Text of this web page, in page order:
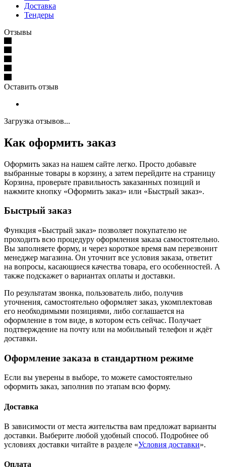
Доставка
Тендеры
Отзывы
Оставить отзыв
Загрузка отзывов...
Как оформить заказ
Оформить заказ на нашем сайте легко. Просто добавьте
выбранные товары в корзину, а затем перейдите на страницу
Корзина, проверьте правильность заказанных позиций и
нажмите кнопку «Оформить заказ» или «Быстрый заказ».
Быстрый заказ
Функция «Быстрый заказ» позволяет покупателю не
проходить всю процедуру оформления заказа самостоятельно.
Вы заполняете форму, и через короткое время вам перезвонит
менеджер магазина. Он уточнит все условия заказа, ответит
на вопросы, касающиеся качества товара, его особенностей. А
также подскажет о вариантах оплаты и доставки.
По результатам звонка, пользователь либо, получив
уточнения, самостоятельно оформляет заказ, укомплектовав
его необходимыми позициями, либо соглашается на
оформление в том виде, в котором есть сейчас. Получает
подтверждение на почту или на мобильный телефон и ждёт
доставки.
Оформление заказа в стандартном режиме
Если вы уверены в выборе, то можете самостоятельно
оформить заказ, заполнив по этапам всю форму.
Доставка
В зависимости от места жительства вам предложат варианты
доставки. Выберите любой удобный способ. Подробнее об
условиях доставки читайте в разделе «Условия доставки».
Оплата